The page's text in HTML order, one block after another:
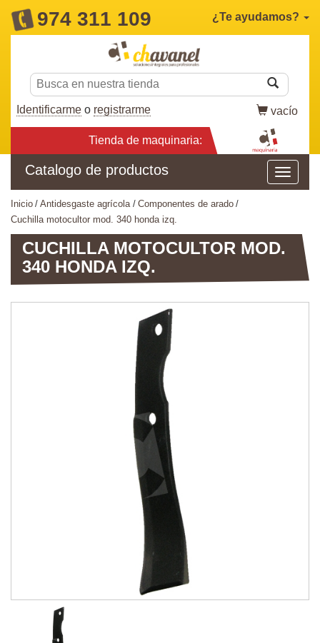
974 311 109 ¿Te ayudamos?
Identificarme o registrarme vacío
Tienda de maquinaria:
Catalogo de productos
inicio antidesgaste agrícola
componentes de arado
cuchilla motocultor mod. 340 honda izq.
CUCHILLA MOTOCULTOR MOD.
340 HONDA IZQ.